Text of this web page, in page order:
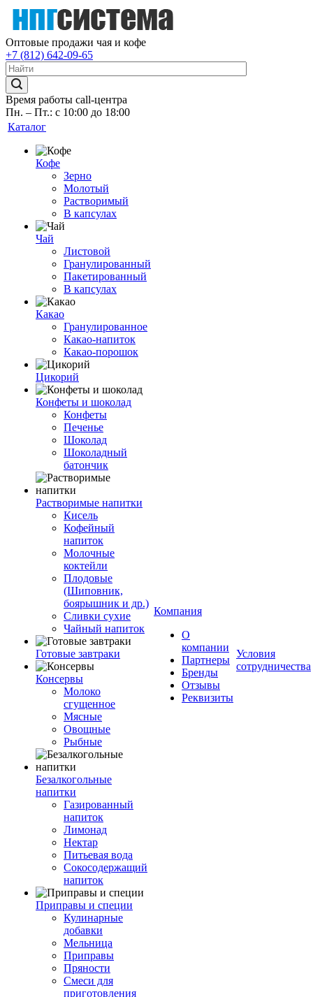
Оптовые продажи чая и кофе
+7 (812) 642-09-65
Время работы call-центра
Пн. – Пт.: с 10:00 до 18:00
Каталог
Кофе
Зерно
Молотый
Растворимый
В капсулах
Чай
Листовой
Гранулированный
Пакетированный
В капсулах
Какао
Гранулированное
Какао-напиток
Какао-порошок
Цикорий
Конфеты и шоколад
Конфеты
Печенье
Шоколад
Шоколадный
батончик
Растворимые напитки
Кисель
Кофейный
напиток
Молочные
коктейли
Плодовые
(Шиповник,
боярышник и др.)
Сливки сухие
Чайный напиток
Готовые завтраки
Консервы
Молоко
сгущенное
Мясные
Овощные
Рыбные
Безалкогольные
напитки
Газированный
напиток
Лимонад
Нектар
Питьевая вода
Сокосодержащий
напиток
Приправы и специи
Кулинарные
добавки
Мельница
Приправы
Пряности
Смеси для
приготовления
Компания
О
компании
Партнеры
Бренды
Отзывы
Реквизиты
Условия
сотрудничества